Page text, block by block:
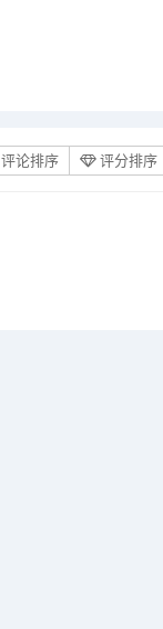
评论排序 评分排序